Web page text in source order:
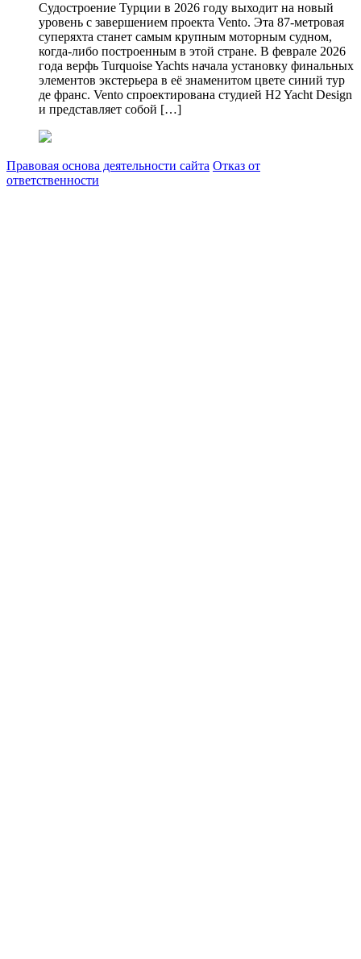
Судостроение Турции в 2026 году выходит на новый
уровень с завершением проекта Vento. Эта 87-метровая
суперяхта станет самым крупным моторным судном,
когда-либо построенным в этой стране. В феврале 2026
года верфь Turquoise Yachts начала установку финальных
элементов экстерьера в её знаменитом цвете синий тур
де франс. Vento спроектирована студией H2 Yacht Design
и представляет собой […]
Правовая основа деятельности сайта Отказ от
ответственности